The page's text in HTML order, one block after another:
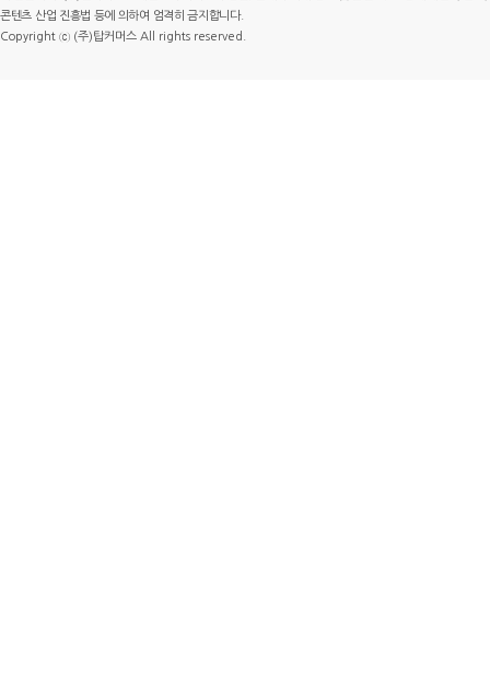
콘텐츠 산업 진흥법 등에 의하여 엄격히 금지합니다.
Copyright ⓒ (주)탑커머스 All rights reserved.